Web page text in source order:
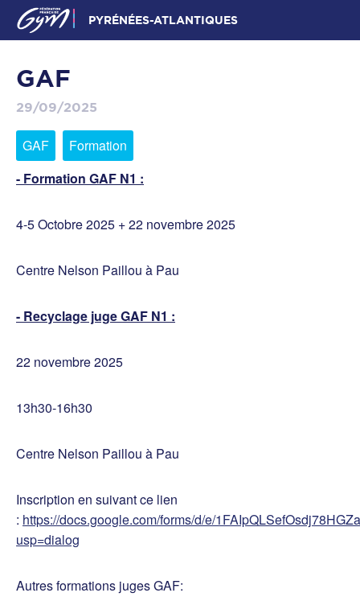
PYRÉNÉES-ATLANTIQUES
GAF
29/09/2025
GAF
Formation
- Formation GAF N1 :
4-5 Octobre 2025 + 22 novembre 2025
Centre Nelson Paillou à Pau
- Recyclage juge GAF N1 :
22 novembre 2025
13h30-16h30
Centre Nelson Paillou à Pau
Inscription en suivant ce lien
: https://docs.google.com/forms/d/e/
usp=dialog
Autres formations juges GAF: